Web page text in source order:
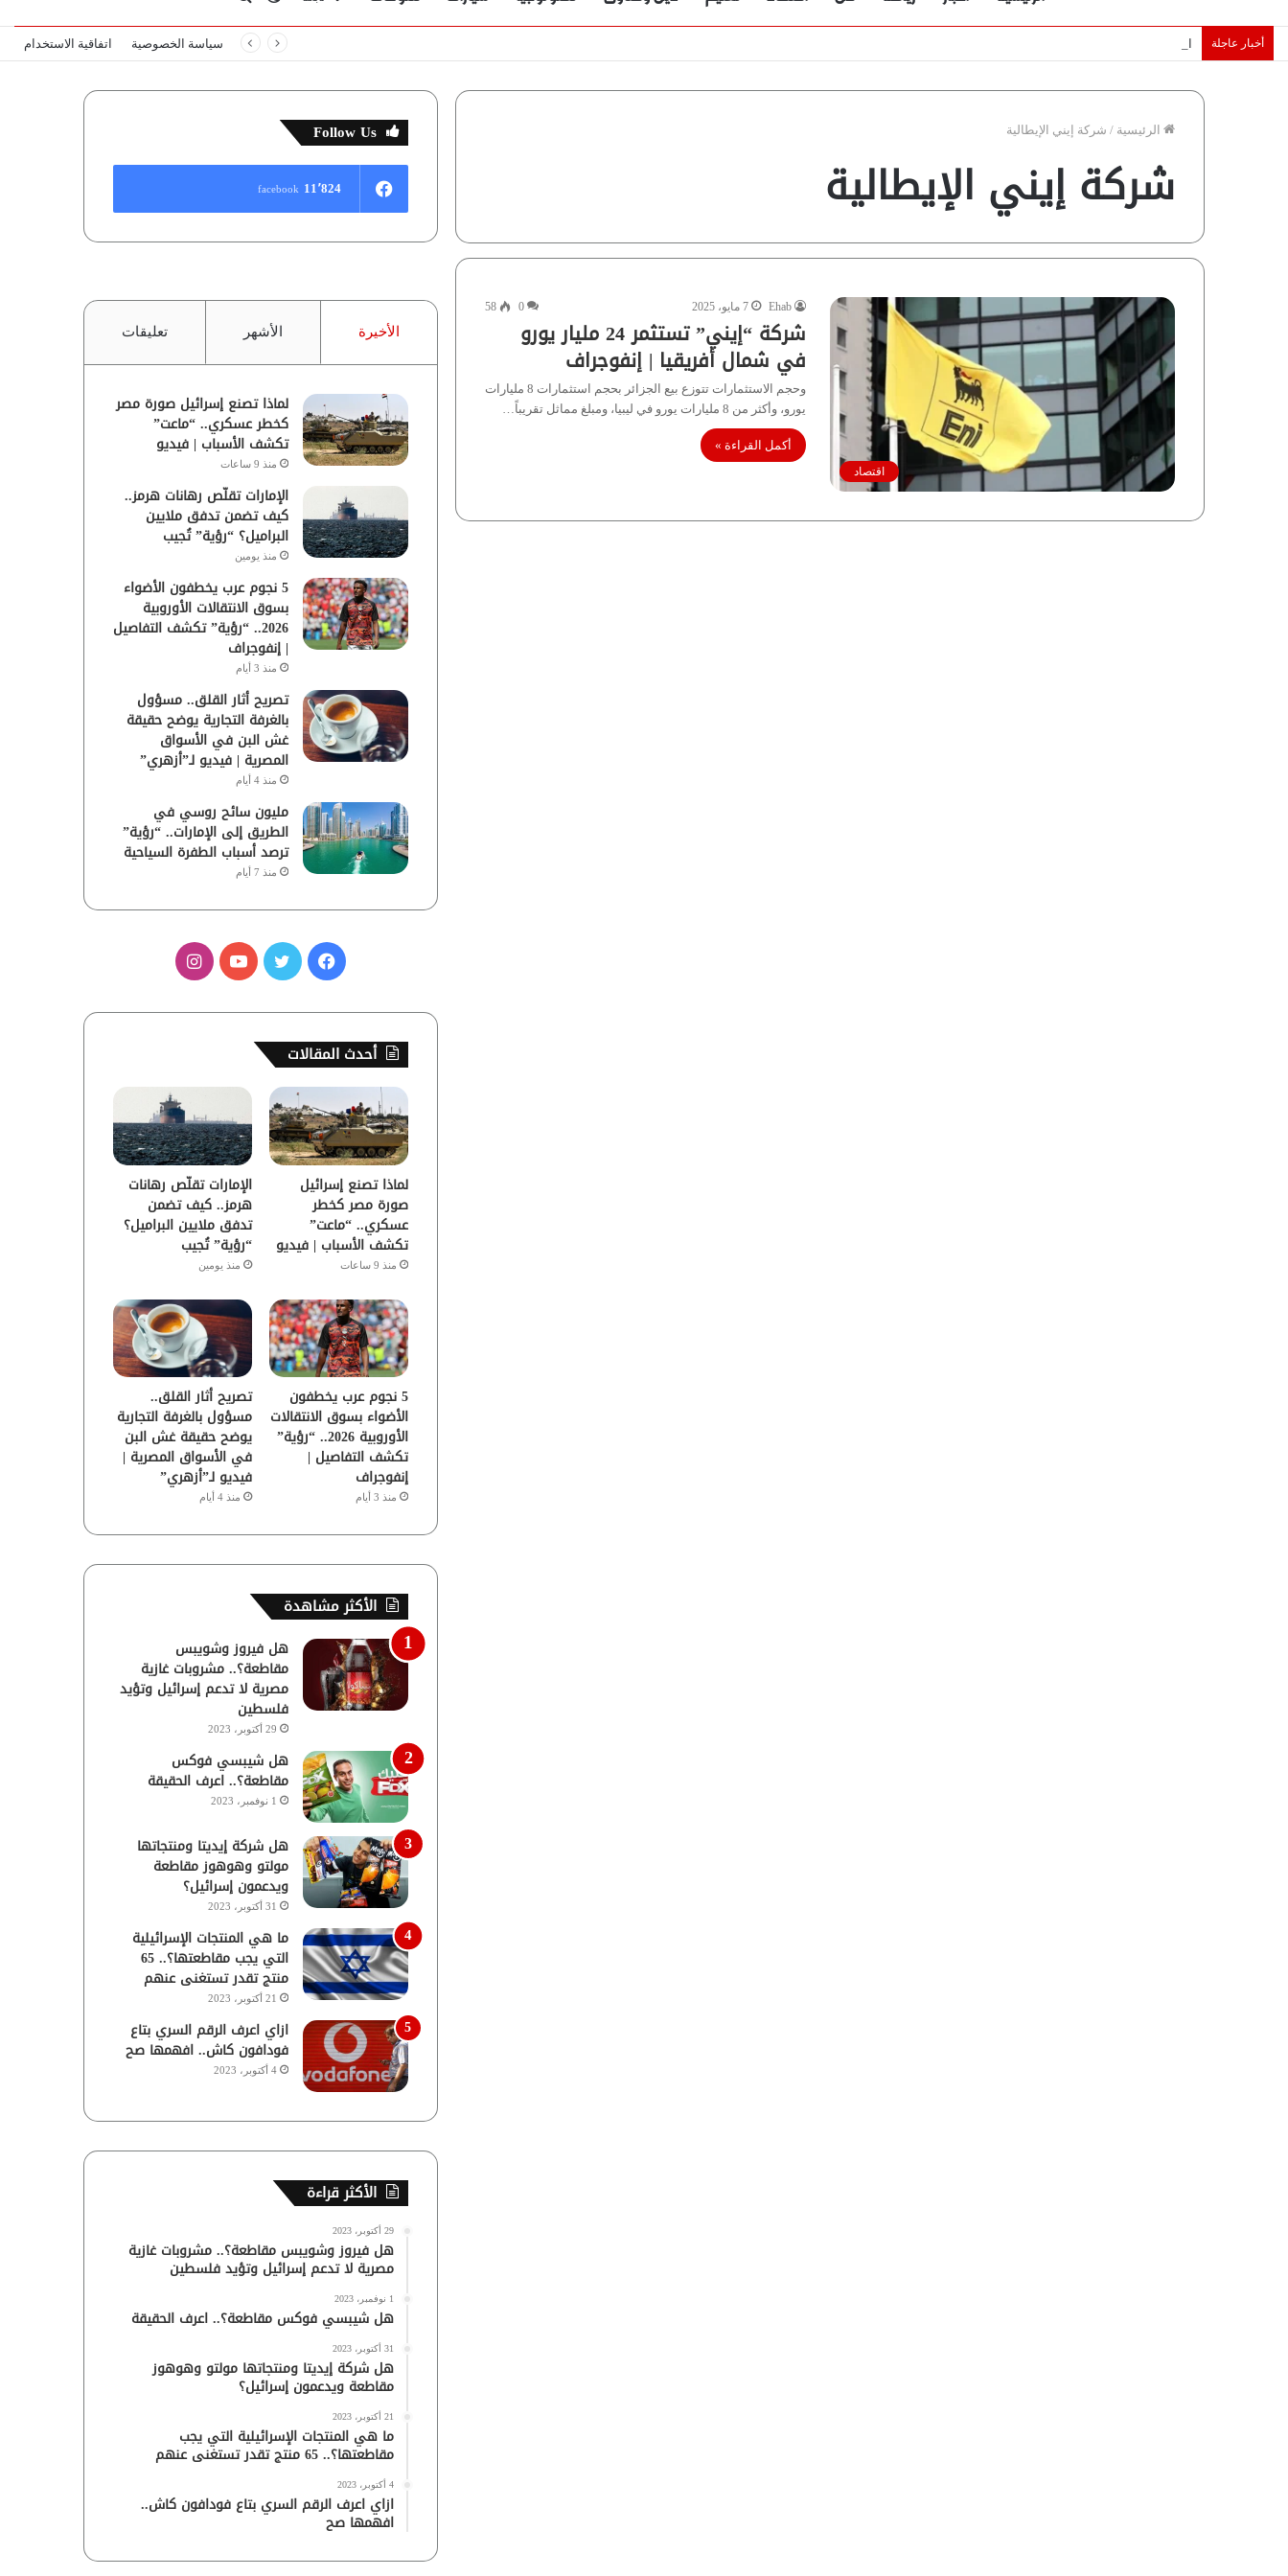
عنالمظلم
أخبار عاجلة سياسة الخصوصية اتفاقية الاستخدام
الرئيسية / شركة إيني الإيطالية
شركة إيني الإيطالية
اقتصاد
Ehab 7 مايو، 2025 0
58
شركة “إيني” تستثمر 24 مليار يورو
في شمال أفريقيا | إنفوجراف
وحجم الاستثمارات تتوزع بيع الجزائر بحجم استثمارات 8 مليارات
يورو، وأكثر من 8 مليارات يورو في ليبيا، ومبلغ مماثل تقريباً…
أكمل القراءة »
Follow Us
11٬824 facebook
الأخيرة الأشهر تعليقات
لماذا تصنع إسرائيل صورة مصر
كخطر عسكري.. “ماعت”
تكشف الأسباب | فيديو
منذ 9 ساعات
الإمارات تقلّص رهانات هرمز..
كيف تضمن تدفق ملايين
البراميل؟ “رؤية” تُجيب
منذ يومين
5 نجوم عرب يخطفون الأضواء
بسوق الانتقالات الأوروبية
2026.. “رؤية” تكشف التفاصيل
| إنفوجراف
منذ 3 أيام
تصريح أثار القلق.. مسؤول
بالغرفة التجارية يوضح حقيقة
غش البن في الأسواق
المصرية | فيديو لـ”أزهري”
منذ 4 أيام
مليون سائح روسي في
الطريق إلى الإمارات.. “رؤية”
ترصد أسباب الطفرة السياحية
منذ 7 أيام
ف
س
و
ك
ي
ر
ب
ا
ق
ر
ا
م
أحدث المقالات
لماذا تصنع إسرائيل
صورة مصر كخطر
عسكري.. “ماعت”
تكشف الأسباب | فيديو
منذ 9 ساعات
الإمارات تقلّص رهانات
هرمز.. كيف تضمن
تدفق ملايين البراميل؟
“رؤية” تُجيب
منذ يومين
5 نجوم عرب يخطفون
الأضواء بسوق الانتقالات
الأوروبية 2026.. “رؤية”
تكشف التفاصيل |
إنفوجراف
منذ 3 أيام
تصريح أثار القلق..
مسؤول بالغرفة التجارية
يوضح حقيقة غش البن
في الأسواق المصرية |
فيديو لـ”أزهري”
منذ 4 أيام
الأكثر مشاهدة
هل فيروز وشويبس
مقاطعة؟.. مشروبات غازية
مصرية لا تدعم إسرائيل وتؤيد
فلسطين
29 أكتوبر، 2023
هل شيبسي فوكس
مقاطعة؟.. اعرف الحقيقة
1 نوفمبر، 2023
هل شركة إيديتا ومنتجاتها
مولتو وهوهوز مقاطعة
ويدعمون إسرائيل؟
31 أكتوبر، 2023
ما هي المنتجات الإسرائيلية
التي يجب مقاطعتها؟.. 65
منتج تقدر تستغنى عنهم
21 أكتوبر، 2023
ازاي اعرف الرقم السري بتاع
فودافون كاش.. افهمها صح
4 أكتوبر، 2023
الأكثر قراءة
29 أكتوبر، 2023
هل فيروز وشويبس مقاطعة؟.. مشروبات غازية
مصرية لا تدعم إسرائيل وتؤيد فلسطين
1 نوفمبر، 2023
هل شيبسي فوكس مقاطعة؟.. اعرف الحقيقة
31 أكتوبر، 2023
هل شركة إيديتا ومنتجاتها مولتو وهوهوز
مقاطعة ويدعمون إسرائيل؟
21 أكتوبر، 2023
ما هي المنتجات الإسرائيلية التي يجب
مقاطعتها؟.. 65 منتج تقدر تستغنى عنهم
4 أكتوبر، 2023
ازاي اعرف الرقم السري بتاع فودافون كاش..
افهمها صح